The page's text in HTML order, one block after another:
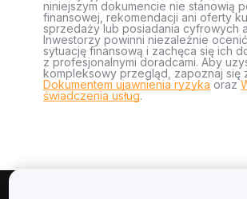
niniejszym dokumencie nie stanowią
finansowej, rekomendacji ani oferty
sprzedaży lub posiadania cyfrowych
Inwestorzy powinni niezależnie
sytuację finansową i zachęca się ich
z profesjonalnymi doradcami. Aby
kompleksowy przegląd, zapoznaj się
Dokumentem ujawnienia ryzyka oraz
świadczenia usług.